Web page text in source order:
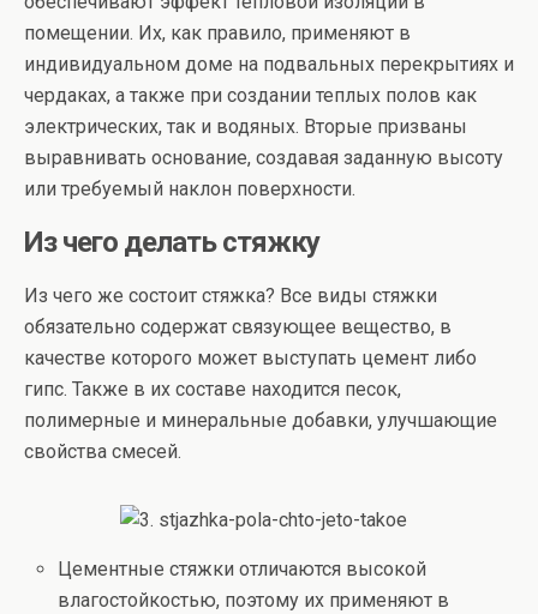
помещении. Их, как правило, применяют в
индивидуальном доме на подвальных перекрытиях и
чердаках, а также при создании теплых полов как
электрических, так и водяных. Вторые призваны
выравнивать основание, создавая заданную высоту
или требуемый наклон поверхности.
Из чего делать стяжку
Из чего же состоит стяжка? Все виды стяжки
обязательно содержат связующее вещество, в
качестве которого может выступать цемент либо
гипс. Также в их составе находится песок,
полимерные и минеральные добавки, улучшающие
свойства смесей.
Цементные стяжки отличаются высокой
влагостойкостью, поэтому их применяют в